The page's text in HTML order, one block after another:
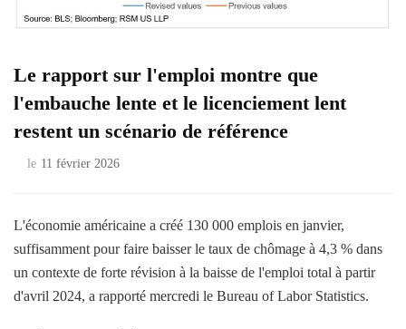
Le rapport sur l'emploi montre que
l'embauche lente et le licenciement lent
restent un scénario de référence
le 11 février 2026
L'économie américaine a créé 130 000 emplois en janvier,
suffisamment pour faire baisser le taux de chômage à 4,3 % dans
un contexte de forte révision à la baisse de l'emploi total à partir
d'avril 2024, a rapporté mercredi le Bureau of Labor Statistics.